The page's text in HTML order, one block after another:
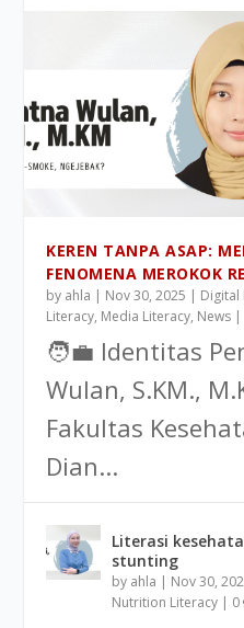
KEREN TANPA ASAP:
FENOMENA MEROKOK
by ahla | Nov 30, 2025 | Digital
Literacy, Media Literacy, News |
🧑‍💼 Identitas
Wulan, S.KM.,
Fakultas
Dian...
Literasi
stunting
by ahla | Nov 30,
Nutrition Literacy | 0